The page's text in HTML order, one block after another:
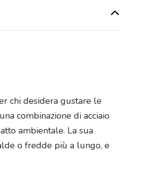
chi desidera gustare le
combinazione di acciaio
ambientale. La sua
o fredde più a lungo, e